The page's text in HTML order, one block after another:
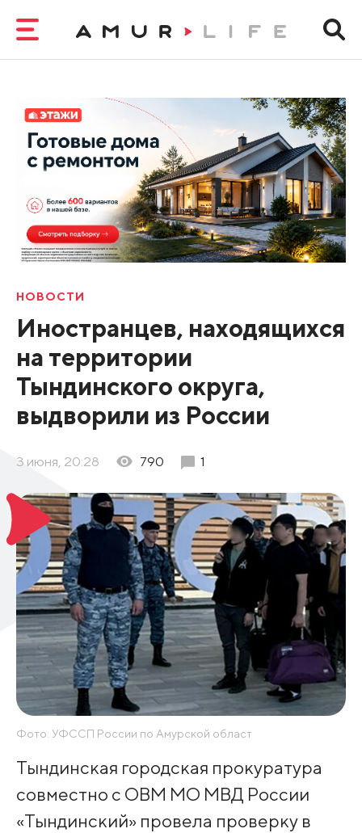
НОВОСТИ
Иностранцев, находящихся
на территории
Тындинского округа,
выдворили из России
3 июня, 20:28 790 1
Фото: УФССП России по Амурской област
Тындинская городская прокуратура
совместно с ОВМ МО МВД России
«Тындинский» провела проверку в